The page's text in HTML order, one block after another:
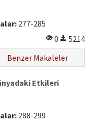
277-285
0
5214
Benzer Makaleler
Etkileri
288-299